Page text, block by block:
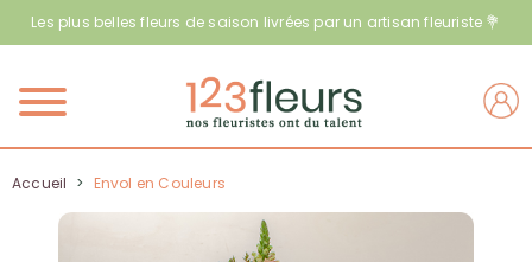
Les plus belles fleurs de saison livrées par un artisan fleuriste 💐
Menu
Accueil > Envol en Couleurs